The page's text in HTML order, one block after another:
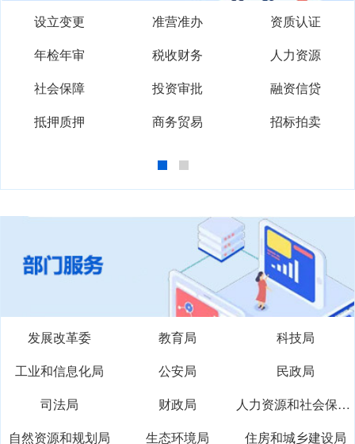
设立变更 准营准办
资质认证
年检年审
税收财务
人力资源
社会保障
投资审批
融资信贷
抵押质押
商务贸易 招标拍卖
发展改革委 教育局
科技局
工业和信息化局
公安局
民政局
司法局
财政局
自然资源和规划局
生态环境局 住房和城乡建设局